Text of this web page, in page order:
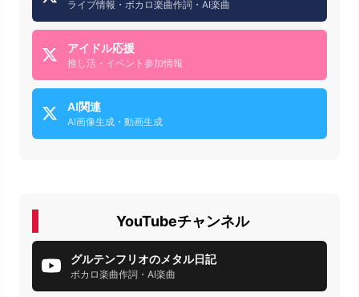
ライブ情報・ボカロ楽曲作詞・AI楽曲
アイドル応援
推し活・イベント参加情報
AI関連
AI画像生成・動画生成
YouTubeチャンネル
グルテンフリオのメタル日記
ボカロ楽曲作詞・AI楽曲